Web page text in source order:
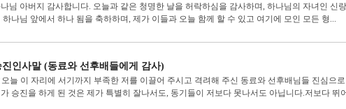
님 아버지 감사합니다. 오늘과 같은 청명한 날을 허락하심을 감사하며, 하나님의 자녀인 신
하나님 앞에서 하나 됨을 축하하며, 제가 이들과 오늘 함께 할 수 있고 여기에 모인 모든 형...
진인사말 (동료와 선후배들에게 감사)
오늘 이 자리에 서기까지 부족한 저를 이끌어 주시고 격려해 주신 동료와 선후배님들 진심으
승진을 하게 된 것은 제가 특별히 잘나서도, 동기들이 저보다 못나서도 아닙니다.저보다 뛰